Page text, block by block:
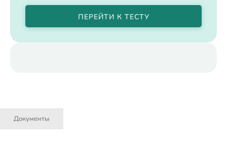
ПЕРЕЙТИ К ТЕСТУ
Документы